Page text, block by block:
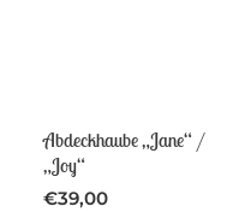
Abdeckhaube „Jane“ /
„Joy“
€39,00